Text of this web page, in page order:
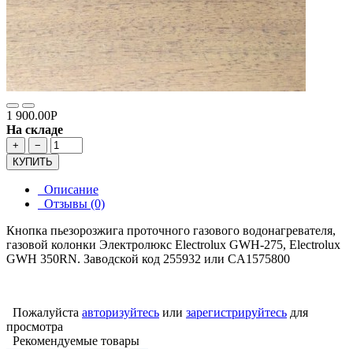
1 900.00Р
На складе
+
−
КУПИТЬ
Описание
Отзывы (0)
Кнопка пьезорозжига проточного газового водонагревателя,
газовой колонки Электролюкс Electrolux GWH-275, Electrolux
GWH 350RN. Заводской код 255932 или CA1575800
Пожалуйста авторизуйтесь или зарегистрируйтесь для
просмотра
Рекомендуемые товары